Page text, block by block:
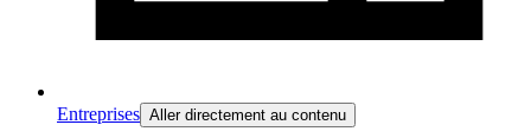
Entreprises Aller directement au contenu